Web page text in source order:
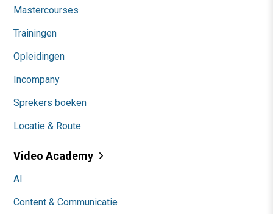
Mastercourses
Trainingen
Opleidingen
Incompany
Sprekers boeken
Locatie & Route
Video Academy
AI
Content & Communicatie